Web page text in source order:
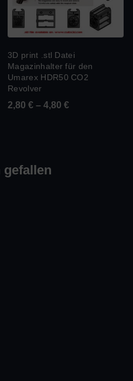
3D print .stl Datei
Magazinhalter für den
Umarex HDR50 CO2
Revolver
2,80 € – 4,80 €
gefallen